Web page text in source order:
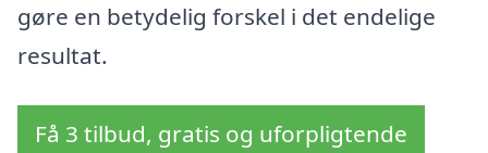
gøre en betydelig forskel i det endelige
resultat.
Få 3 tilbud, gratis og uforpligtende